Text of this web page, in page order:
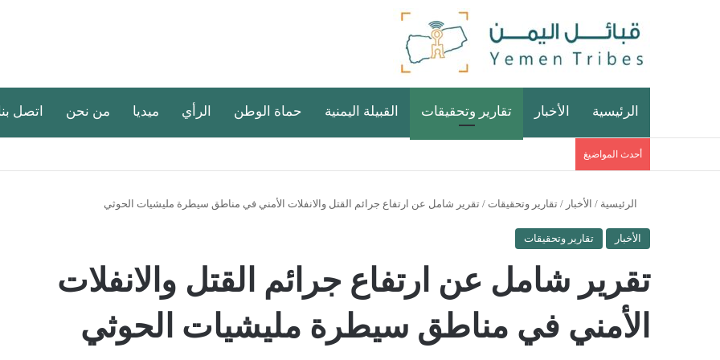
الرئيسية الأخبار تقارير وتحقيقات القبيلة اليمنية حماة الوطن الرأي ميديا من نحن اتصل
أحدث المواضيغ
الرئيسية / الأخبار / تقارير وتحقيقات / تقرير شامل عن ارتفاع جرائم القتل والانفلات الأمني في مناطق سيطرة مليشيات الحوثي
الأخبار تقارير وتحقيقات
تقرير شامل عن ارتفاع جرائم القتل والانفلات
الأمني في مناطق سيطرة مليشيات الحوثي